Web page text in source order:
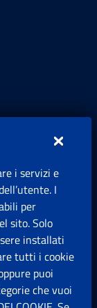
i servizi e
I
per
sito. Solo
installati
tutti i cookie
puoi
che vuoi